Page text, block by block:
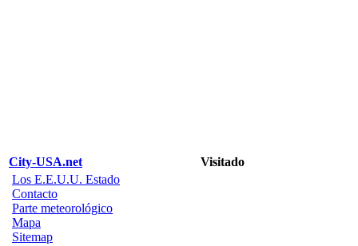
City-USA.net
Visitado
Los E.E.U.U. Estado
Contacto
Parte meteorológico
Mapa
Sitemap